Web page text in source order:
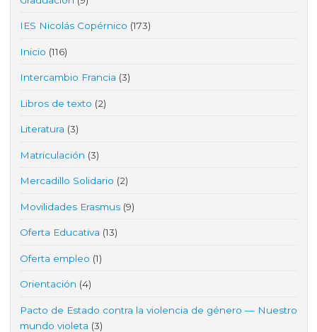
IES Nicolás Copérnico (173)
Inicio (116)
Intercambio Francia (3)
Libros de texto (2)
Literatura (3)
Matriculación (3)
Mercadillo Solidario (2)
Movilidades Erasmus (9)
Oferta Educativa (13)
Oferta empleo (1)
Orientación (4)
Pacto de Estado contra la violencia de género — Nuestro
mundo violeta (3)